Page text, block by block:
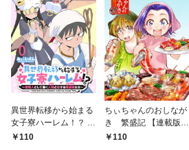
異世界転移から始まる
女子寮ハーレム！？ ～
管理人として働く人間
110
ちぃちゃんのおしなが
き 繁盛記 【連載版】
１110